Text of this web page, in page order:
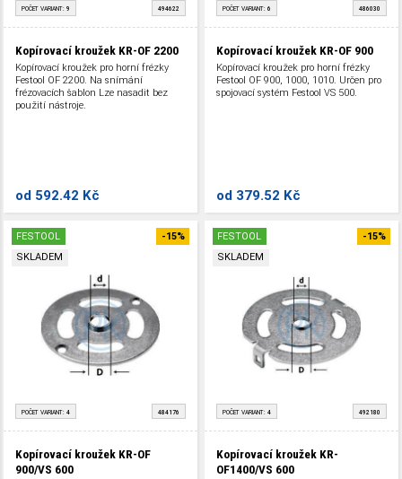
POČET VARIANT: 9 494622
Kopírovací kroužek KR-OF 2200
Kopírovací kroužek pro horní frézky
Festool OF 2200. Na snímání
frézovacích šablon Lze nasadit bez
použití nástroje.
od 592.42 Kč
POČET VARIANT: 6 486030
Kopírovací kroužek KR-OF 900
Kopírovací kroužek pro horní frézky
Festool OF 900, 1000, 1010. Určen pro
spojovací systém Festool VS 500.
od 379.52 Kč
FESTOOL
SKLADEM
-15%
POČET VARIANT: 4 484176
Kopírovací kroužek KR-OF
900/VS 600
FESTOOL
SKLADEM
-15%
POČET VARIANT: 4 492180
Kopírovací kroužek KR-
OF1400/VS 600